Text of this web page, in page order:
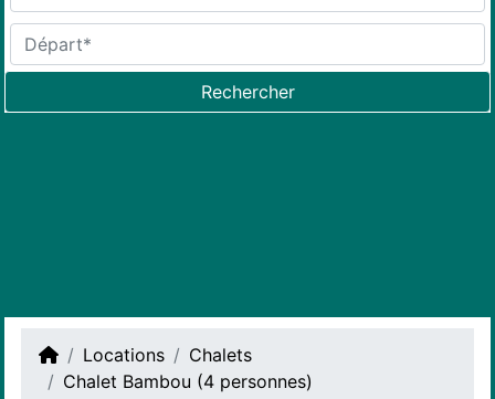
Rechercher
Locations
Chalets
Chalet Bambou (4 personnes)